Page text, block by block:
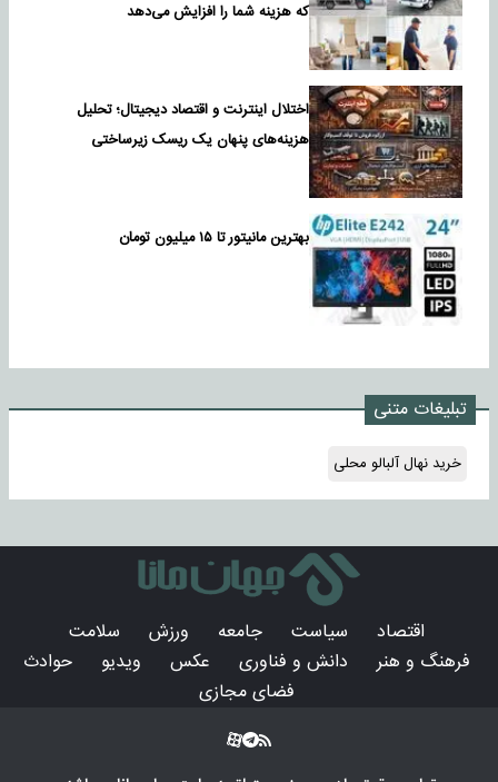
که هزینه شما را افزایش می‌دهد
اختلال اینترنت و اقتصاد دیجیتال؛ تحلیل
هزینه‌های پنهان یک ریسک زیرساختی
بهترین مانیتور تا ۱۵ میلیون تومان
تبلیغات متنی
خرید نهال آلبالو محلی
اقتصاد سیاست جامعه ورزش
سلامت
فرهنگ و هنر
دانش و فناوری عکس ویدیو
حوادث
فضای مجازی